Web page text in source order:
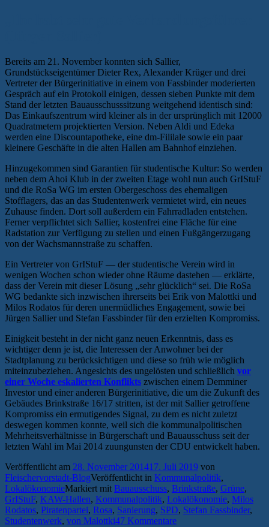
Bereits am 21. November konnten sich Sallier,
Grundstückseigentümer Dieter Rex, Alexander Krüger und drei
Vertreter der Bürgerinitiative in einem von Fassbinder moderierten
Gespräch auf ein Protokoll einigen, dessen sieben Punkte mit dem
Stand der letzten Bauausschusssitzung weitgehend identisch sind:
Das Einkaufszentrum wird kleiner als in der ursprünglich mit 12000
Quadratmetern projektierten Version. Neben Aldi und Edeka
werden eine Discountapotheke, eine dm-Fililale sowie ein paar
kleinere Geschäfte in die alten Hallen am Bahnhof einziehen.
Hinzugekommen sind Garantien für studentische Kultur: So werden
neben dem Ahoi Klub in der zweiten Etage wohl nun auch GrIStuF
und die RoSa WG im ersten Obergeschoss des ehemaligen
Stofflagers, das an das Studentenwerk vermietet wird, ein neues
Zuhause finden. Dort soll außerdem ein Fahrradladen entstehen.
Ferner verpflichtet sich Sallier, kostenfrei eine Fläche für eine
Radstation zur Verfügung zu stellen und einen Fußgängerzugang
von der Wachsmannstraße zu schaffen.
Ein Vertreter von GrIStuF — der studentische Verein wird in
wenigen Wochen schon wieder ohne Räume dastehen — erklärte,
dass der Verein mit dieser Lösung „sehr glücklich“ sei. Die RoSa
WG bedankte sich inzwischen ihrerseits bei Erik von Malottki und
Milos Rodatos für deren unermüdliches Engagement, sowie bei
Jürgen Sallier und Stefan Fassbinder für den erzielten Kompromiss.
Einigkeit besteht in der nicht ganz neuen Erkenntnis, dass es
wichtiger denn je ist, die Interessen der Anwohner bei der
Stadtplanung zu berücksichtigen und diese so früh wie möglich
miteinzubeziehen. Angesichts des ungelösten und schließlich vor
einer Woche eskalierten Konflikts zwischen einem Demminer
Investor und einer anderen Bürgerinitiative, die um die Zukunft des
Gebäudes Brinkstraße 16/17 stritten, ist der mit Sallier getroffene
Kompromiss ein ermutigendes Signal, zu dem es nicht zuletzt
deswegen kommen konnte, weil sich die kommunalpolitischen
Mehrheitsverhältnisse in Bürgerschaft und Bauausschuss seit der
letzten Wahl im Mai 2014 zuungunsten der CDU entwickelt haben.
Veröffentlicht am 28. November 201417. Juli 2019 von
Fleischervorstadt-BlogVeröffentlicht in Kommunalpolitik,
LokalökonomieMarkiert mit Bauausschuss, Brinkstraße, Grüne,
GrIStuF, KAW-Hallen, Kommunalpolitik, Lokalökonomie, Milos
Rodatos, Piratenpartei, Rosa, Sanierung, SPD, Stefan Fassbinder,
Studentenwerk, von Malottki47 Kommentare